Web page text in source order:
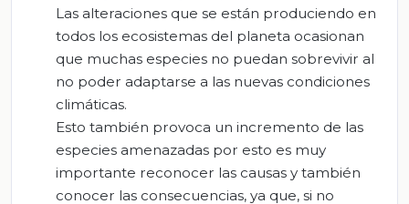
Las alteraciones que se están produciendo en
todos los ecosistemas del planeta ocasionan
que muchas especies no puedan sobrevivir al
no poder adaptarse a las nuevas condiciones
climáticas.
Esto también provoca un incremento de las
especies amenazadas por esto es muy
importante reconocer las causas y también
conocer las consecuencias, ya que, si no